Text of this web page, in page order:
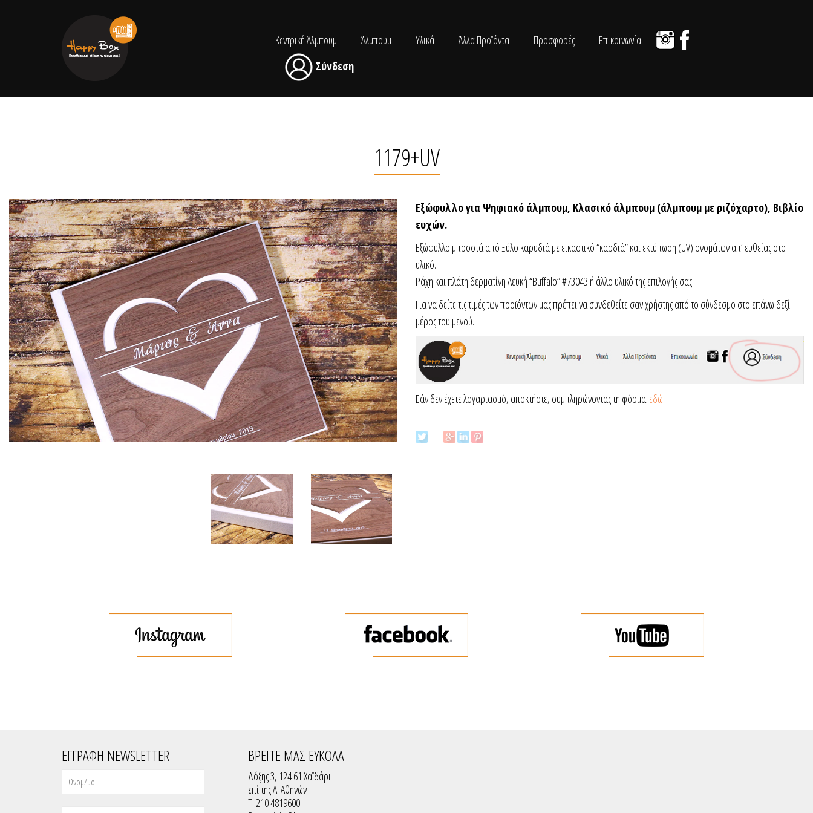
Κεντρική Άλμπουμ Άλμπουμ Υλικά Άλλα Προϊόντα Προσφορές
Επικοινωνία
Σύνδεση
1179+UV
Εξώφυλλο για Ψηφιακό άλμπουμ, Κλασικό άλμπουμ (άλμπουμ με ριζόχαρτο), Βιβλίο
ευχών.
Εξώφυλλο μπροστά από Ξύλο καρυδιά με εικαστικό “καρδιά” και εκτύπωση (UV) ονομάτων απ’ ευθείας στο
υλικό.
Ράχη και πλάτη δερματίνη Λευκή “Buffalo” #73043 ή άλλο υλικό της επιλογής σας.
Για να δείτε τις τιμές των προϊόντων μας πρέπει να συνδεθείτε σαν χρήστης από το σύνδεσμο στο επάνω δεξί
μέρος του μενού.
Εάν δεν έχετε λογαριασμό, αποκτήστε, συμπληρώνοντας τη φόρμα εδώ
ΕΓΓΡΑΦΗ NEWSLETTER ΒΡΕΙΤΕ ΜΑΣ ΕΥΚΟΛΑ
Δόξης 3, 124 61 Χαϊδάρι
επί της Λ. Αθηνών
T: 210 4819600